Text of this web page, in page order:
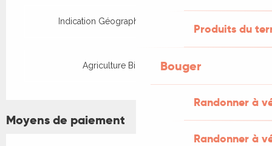
Produits du
Bouger
Randonner à
Randonner à
Indication Géographique Protégée (IGP)
Agriculture Biologique (AB)
Moyens de paiement